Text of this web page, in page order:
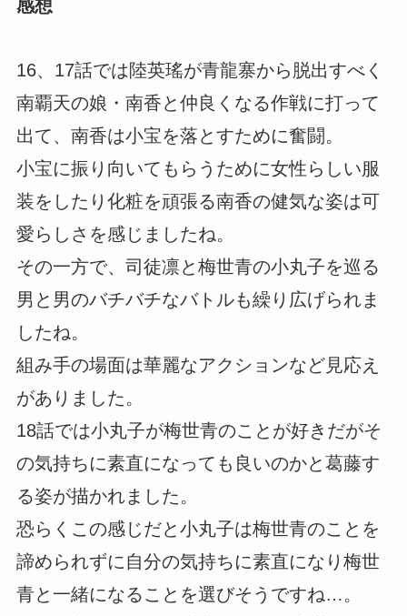
感想
16、17話では陸英瑤が青龍寨から脱出すべく
南覇天の娘・南香と仲良くなる作戦に打って
出て、南香は小宝を落とすために奮闘。
小宝に振り向いてもらうために女性らしい服
装をしたり化粧を頑張る南香の健気な姿は可
愛らしさを感じましたね。
その一方で、司徒凛と梅世青の小丸子を巡る
男と男のバチバチなバトルも繰り広げられま
したね。
組み手の場面は華麗なアクションなど見応え
がありました。
18話では小丸子が梅世青のことが好きだがそ
の気持ちに素直になっても良いのかと葛藤す
る姿が描かれました。
恐らくこの感じだと小丸子は梅世青のことを
諦められずに自分の気持ちに素直になり梅世
青と一緒になることを選びそうですね…。